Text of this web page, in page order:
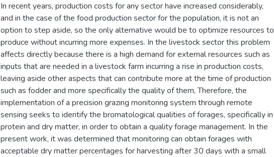
In recent years, production costs for any sector have increased considerably,
and in the case of the food production sector for the population, it is not an
option to step aside, so the only alternative would be to optimize resources to
produce without incurring more expenses. In the livestock sector this problem
affects directly because there is a high demand for external resources such as
inputs that are needed in a livestock farm incurring a rise in production costs,
leaving aside other aspects that can contribute more at the time of production
such as fodder and more specifically the quality of them, Therefore, the
implementation of a precision grazing monitoring system through remote
sensing seeks to identify the bromatological qualities of forages, specifically in
protein and dry matter, in order to obtain a quality forage management. In the
present work, it was determined that monitoring can obtain forages with
acceptable dry matter percentages for harvesting after 30 days with a small